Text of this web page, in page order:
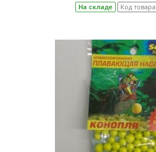
На складе Код товара: